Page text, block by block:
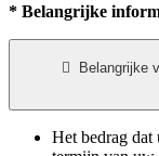
* Belangrijke

Belangrijke
Het bedrag dat